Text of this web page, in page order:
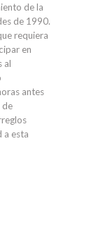
de la
de 1990.
requiera
en
al
antes
de
a esta